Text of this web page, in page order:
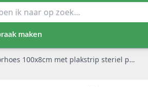
maken
100x8cm met plakstrip steriel per 100st